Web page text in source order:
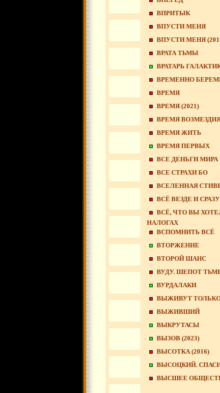
ВПРИТЫК
ВПУСТИ МЕНЯ
ВПУСТИ МЕНЯ
ВРАТА ТЬМЫ
ВРАТАРЬ
ВРЕМЕННО
ВРЕМЯ
ВРЕМЯ (2021)
ВРЕМЯ
ВРЕМЯ ЖИТЬ
ВРЕМЯ ПЕРВЫХ
ВСЕ ДЕНЬГИ МИРА
ВСЕ СТРАХИ БО
ВСЕЛЕННАЯ
ВСЁ ВЕЗДЕ И СРАЗУ
ВСЁ, ЧТО ВЫ
НАЛОГАХ
ВСПОМНИТЬ ВСЁ
ВТОРЖЕНИЕ
ВТОРОЙ ШАНС
ВУДУ. ШЕПОТ
ВУРДАЛАКИ
ВЫЖИВУТ
ВЫЖИВШИЙ
ВЫКРУТАСЫ
ВЫЗОВ (2023)
ВЫСОТКА (2016)
ВЫСОЦКИЙ.
ВЫСШЕЕ